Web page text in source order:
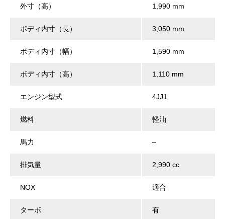
外寸（高） 1,990 mm
ボディ内寸（長） 3,050 mm
ボディ内寸（幅） 1,590 mm
ボディ内寸（高） 1,110 mm
エンジン型式 4JJ1
燃料 軽油
馬力 –
排気量 2,990 cc
NOX 適合
ターボ 有